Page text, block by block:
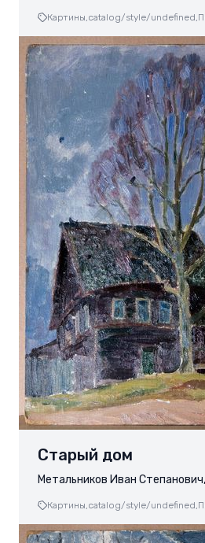
Картины, catalog/style/undefined,
Старый дом
Метальников Иван
Картины, catalog/style/undefined,